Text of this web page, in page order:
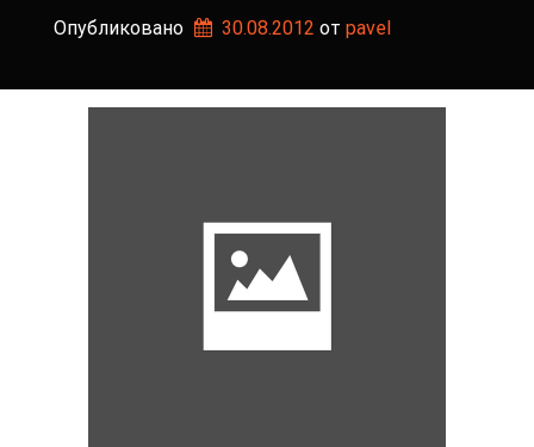
Опубликовано 30.08.2012 от pavel